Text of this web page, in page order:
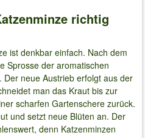
richtig
ist denkbar einfach. Nach dem
Sprosse der aromatischen
neue Austrieb erfolgt aus der
man das Kraut bis zur
scharfen Gartenschere zurück.
und setzt neue Blüten an. Der
denn Katzenminzen